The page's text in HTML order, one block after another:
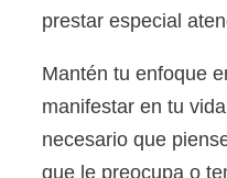
prestar especial
Mantén tu enfoque
manifestar en tu
necesario que
que le preocupa o